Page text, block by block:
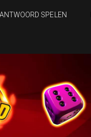
SPELEN